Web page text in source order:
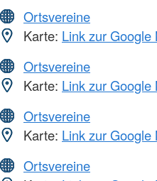
Ortsvereine
Karte: Link zur Google
Ortsvereine
Karte: Link zur Google
Ortsvereine
Karte: Link zur Google
Ortsvereine